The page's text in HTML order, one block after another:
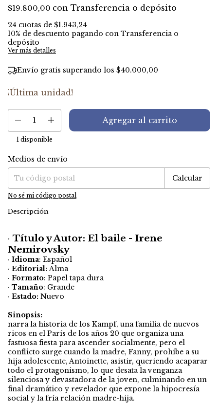
$19.800,00 con Transferencia o depósito
24 cuotas de $1.943,24
10% de descuento pagando con Transferencia o
depósito
Ver más detalles
Envío gratis superando los $40.000,00
¡Última unidad!
1 disponible
Entregas para el CP:
Medios de envío
Calcular
No sé mi código postal
Descripción
· Título y Autor: El baile - Irene
Nemirovsky
· Idioma: Español
· Editorial: Alma
· Formato: Papel tapa dura
· Tamaño: Grande
· Estado: Nuevo
Sinopsis:
narra la historia de los Kampf, una familia de nuevos
ricos en el París de los años 20 que organiza una
fastuosa fiesta para ascender socialmente, pero el
conflicto surge cuando la madre, Fanny, prohíbe a su
hija adolescente, Antoinette, asistir, queriendo acaparar
todo el protagonismo, lo que desata la venganza
silenciosa y devastadora de la joven, culminando en un
final dramático y revelador que expone la hipocresía
social y la fría relación madre-hija.